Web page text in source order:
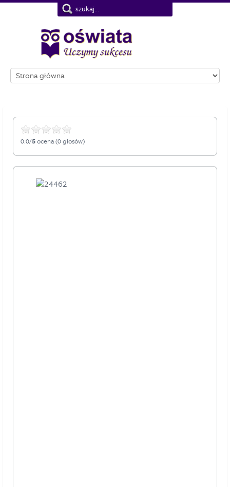
0.0/5ocena (0 głosów)
Nie pokazuj więcej tego komunikatu